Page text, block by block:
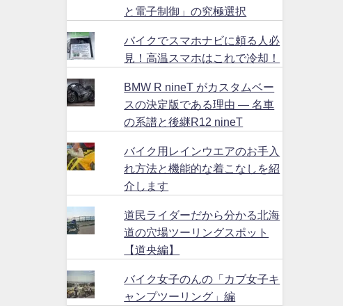
と電子制御」の究極選択
バイクでスマホナビに頼る人必
見！高温スマホはこれで冷却！
BMW R nineT がカスタムベー
スの決定版である理由 ― 名車
の系譜と後継R12 nineT
バイク用レインウエアのお手入
れ方法と機能的な着こなしを紹
介します
道民ライダーだから分かる北海
道の穴場ツーリングスポット
【道央編】
バイク女子のんの「カブ女子キ
ャンプツーリング」編